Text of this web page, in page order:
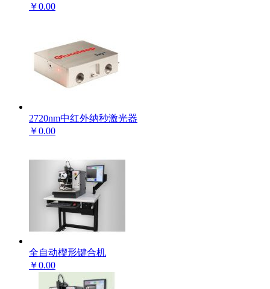
￥0.00
2720nm中红外纳秒激光器
￥0.00
全自动楔形键合机
￥0.00